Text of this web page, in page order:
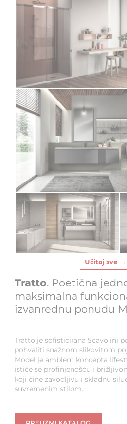
Učitaj sve →
Tratto. Poetična
maksimalna
izvanrednu ponudu
Tratto je sofisticirana Scavolini
pohvaliti snažnom slikovitom
Model je amblem koncepta
ističe se profinjenošću i
koji čine zavodljivu i skladnu
suvremenim stilom.